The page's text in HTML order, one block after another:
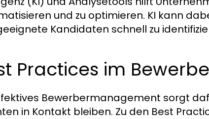
und zu optimieren. KI kann
Kandidaten schnell zu
Practices im
Bewerbermanagement sorgt
in Kontakt bleiben. Zu den Best